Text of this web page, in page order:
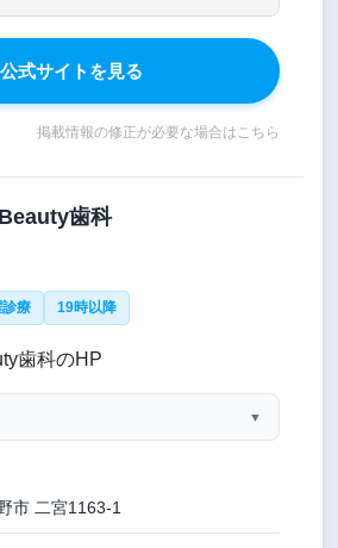
公式サイトを見る
掲載情報の修正が必要な場合はこちら
歯科
診療 19時以降
▼
市 二宮1163-1